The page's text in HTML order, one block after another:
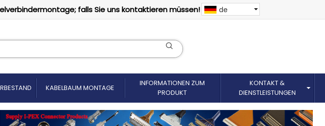
falls Sie uns kontaktieren müssen! de
KABELBAUM MONTAGE
INFORMATIONEN ZUM
PRODUKT
KONTAKT &
DIENSTLEISTUNGEN